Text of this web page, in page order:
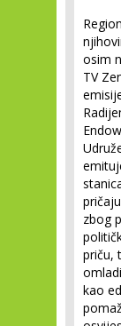
osim
TV
zbog
priču,
kao